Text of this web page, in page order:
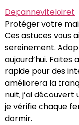
Depanneviteloiret
Protéger votre
Ces astuces vous
sereinement.
aujourd’hui.
rapide pour des
améliorera la
nuit, j’ai
je vérifie chaque
dormir.